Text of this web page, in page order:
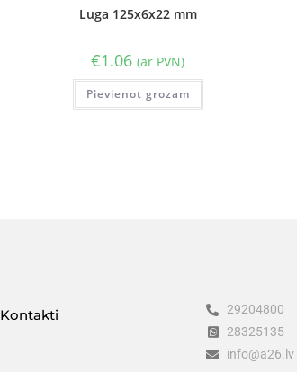
Luga 125x6x22 mm
€1.06 (ar PVN)
Pievienot grozam
Kontakti
29204800
28325135
info@a26.lv